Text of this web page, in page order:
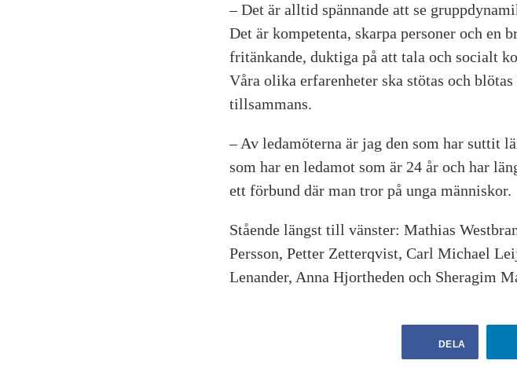
– Det är alltid spännande att se
Det är kompetenta, skarpa personer och
fritänkande, duktiga på att tala och socialt
Våra olika erfarenheter ska stötas och
tillsammans.
– Av ledamöterna är jag den som har suttit
som har en ledamot som är 24 år och har
ett förbund där man tror på unga människor.
Stående längst till vänster: Mathias
Persson, Petter Zetterqvist, Carl Michael
Lenander, Anna Hjortheden och Sheragim
DELA